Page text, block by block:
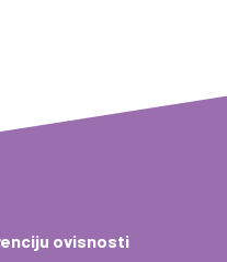
ovisnosti